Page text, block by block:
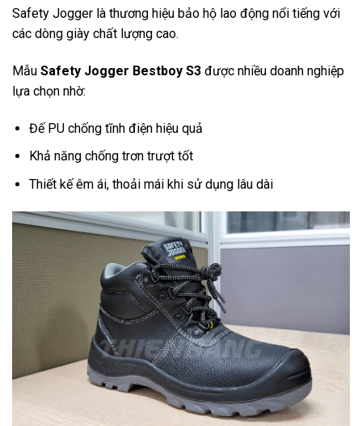
Safety Jogger là thương hiệu bảo hộ lao động nổi tiếng với
các dòng giày chất lượng cao.
Mẫu Safety Jogger Bestboy S3 được nhiều doanh nghiệp
lựa chọn nhờ:
Đế PU chống tĩnh điện hiệu quả
Khả năng chống trơn trượt tốt
Thiết kế êm ái, thoải mái khi sử dụng lâu dài